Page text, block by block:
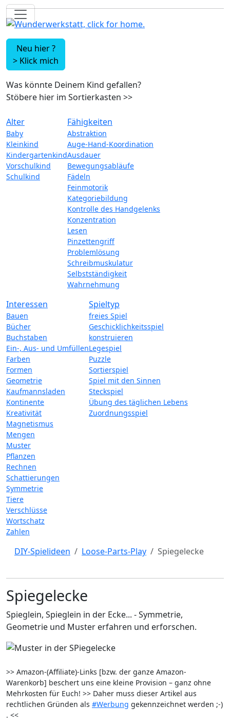
Neu hier ?
> Klick mich
Was könnte Deinem Kind gefallen?
Stöbere hier im Sortierkasten >>
Alter
Baby
Kleinkind
Kindergartenkind
Vorschulkind
Schulkind
Fähigkeiten
Abstraktion
Auge-Hand-Koordination
Ausdauer
Bewegungsabläufe
Fädeln
Feinmotorik
Kategoriebildung
Kontrolle des Handgelenks
Konzentration
Lesen
Pinzettengriff
Problemlösung
Schreibmuskulatur
Selbstständigkeit
Wahrnehmung
Interessen
Bauen
Bücher
Buchstaben
Ein-, Aus- und Umfüllen
Farben
Formen
Geometrie
Kaufmannsladen
Kontinente
Kreativität
Magnetismus
Mengen
Muster
Pflanzen
Rechnen
Schattierungen
Symmetrie
Tiere
Verschlüsse
Wortschatz
Zahlen
Spieltyp
freies Spiel
Geschicklichkeitsspiel
konstruieren
Legespiel
Puzzle
Sortierspiel
Spiel mit den Sinnen
Steckspiel
Übung des täglichen Lebens
Zuordnungsspiel
DIY-Spielideen Loose-Parts-Play Spiegelecke
Spiegelecke
Spieglein, Spieglein in der Ecke... - Symmetrie,
Geometrie und Muster erfahren und erforschen.
>> Amazon-(Affiliate)-Links [bzw. der ganze Amazon-
Warenkorb] beschert uns eine kleine Provision – ganz ohne
Mehrkosten für Euch! >> Daher muss dieser Artikel aus
rechtlichen Gründen als #Werbung gekennzeichnet werden ;-)
. <<